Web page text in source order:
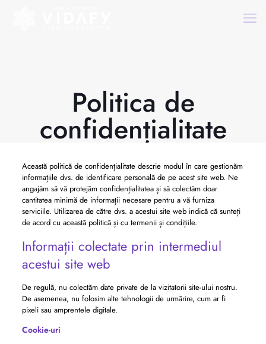
Politica de
confidențialitate
Această politică de confidențialitate descrie modul în care gestionăm
informațiile dvs. de identificare personală de pe acest site web. Ne
angajăm să vă protejăm confidențialitatea și să colectăm doar
cantitatea minimă de informații necesare pentru a vă furniza
serviciile. Utilizarea de către dvs. a acestui site web indică că sunteți
de acord cu această politică și cu termenii și condițiile.
Informații colectate prin intermediul
acestui site web
De regulă, nu colectăm date private de la vizitatorii site-ului nostru.
De asemenea, nu folosim alte tehnologii de urmărire, cum ar fi
pixeli sau amprentele digitale.
Cookie-uri